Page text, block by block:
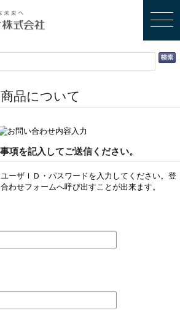
品について
項を記入してご送信ください。
ーザＩＤ・パスワードを入力してください。登
わせフォームへ呼び出すことが出来ます。